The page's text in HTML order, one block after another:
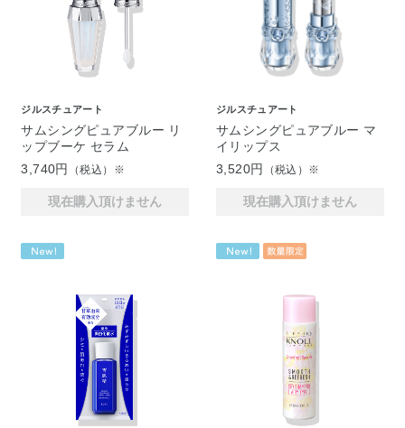
ジルスチュアート
サムシングピュアブルー リ
ップブーケ セラム
3,740円
（税込）※
現在購入頂けません
ジルスチュアート
サムシングピュアブルー マ
イリップス
3,520円
（税込）※
現在購入頂けません